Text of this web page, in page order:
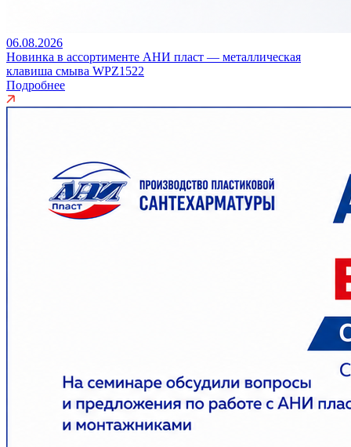
06.08.2026
Новинка в ассортименте АНИ пласт — металлическая
клавиша смыва WPZ1522
Подробнее